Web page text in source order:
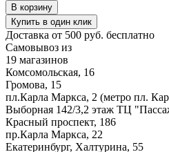
В корзину
Купить в один клик
Доставка от 500 руб. бесплатно
Самовывоз из
19 магазинов
Комсомольская, 16
Громова, 15
пл.Карла Маркса, 2 (метро пл.
Выборная 142/3,2 этаж ТЦ
Красный проспект, 186
пр.Карла Маркса, 22
Екатеринбург, Халтурина, 55